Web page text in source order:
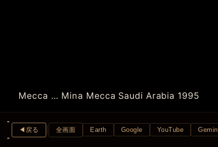
Mecca … Mina Mecca Saudi Arabia 1995
◀︎戻る 全画面 Earth Google YouTube